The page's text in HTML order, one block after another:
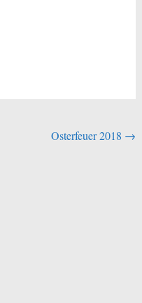
Osterfeuer 2018 →